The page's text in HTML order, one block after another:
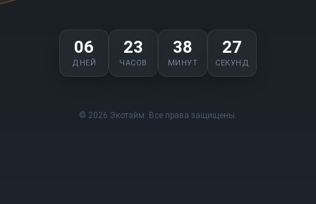
06
ДНЕЙ
23
ЧАСОВ
38
МИНУТ
27
СЕКУНД
© 2026 Экотайм. Все права защищены.